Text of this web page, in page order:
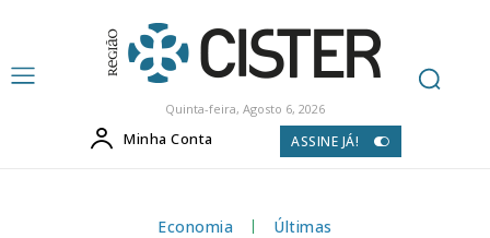
Quinta-feira, Agosto 6, 2026
Minha Conta ASSINE JÁ!
Economia Últimas